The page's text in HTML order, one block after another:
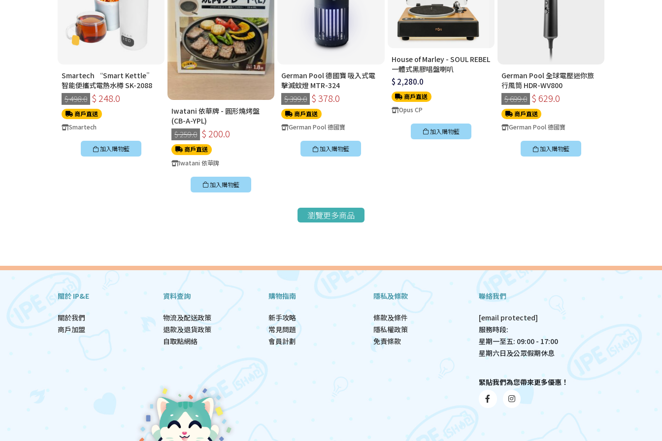
Smartech “Smart Kettle”
智能便攜式電熱水樽 SK-2088
$ 498.0 $ 248.0
商戶直送
Smartech
加入購物籃
Iwatani 依華牌 - 圓形燒烤盤
(CB-A-YPL)
$ 259.0 $ 200.0
商戶直送
Iwatani 依華牌
加入購物籃
German Pool 德國寶 吸入式電
擊滅蚊燈 MTR-324
$ 399.0 $ 378.0
商戶直送
German Pool 德國寶
加入購物籃
House of Marley - SOUL REBEL
一體式黑膠唱盤喇叭
$ 2,280.0
商戶直送
Opus CP
加入購物籃
German Pool 全球電壓迷你旅
行風筒 HDR-WV800
$ 699.0 $ 629.0
商戶直送
German Pool 德國寶
加入購物籃
瀏覽更多商品
關於 IP&E
關於我們
商戶加盟
資料查詢
物流及配送政策
退款及退貨政策
自取點網絡
購物指南
新手攻略
常見問題
會員計劃
隱私及條款
條款及條件
隱私權政策
免責條款
聯絡我們
[email protected]
服務時段:
星期一至五: 09:00 - 17:00
星期六日及公眾假期休息
緊貼我們為您帶來更多優惠！